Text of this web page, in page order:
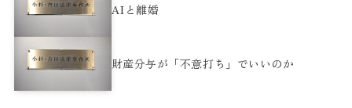
AIと離婚
財産分与が「不意打ち」でいいのか